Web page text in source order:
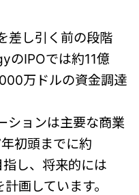
差し引く前の段階
のIPOでは約11億
万ドルの資金調達
ションは主要な商業
初頭までに約
し、将来的には
画しています。